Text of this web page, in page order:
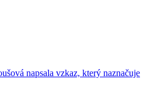
napsala vzkaz, který naznačuje